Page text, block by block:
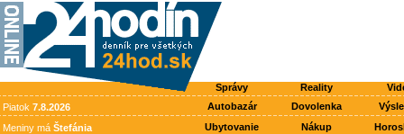
Správy Reality
Piatok 7.8.2026 Autobazár Dovolenka
Meniny má Štefánia Ubytovanie Nákup